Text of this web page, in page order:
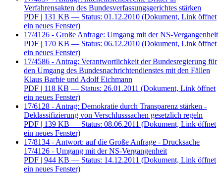
Verfahrensakten des Bundesverfassungsgerichtes stärken
PDF | 131 KB — Status: 01.12.2010 (Dokument, Link öffnet
ein neues Fenster)
17/4126 - Große Anfrage: Umgang mit der NS-Vergangenheit
PDF | 170 KB — Status: 06.12.2010 (Dokument, Link öffnet
ein neues Fenster)
17/4586 - Antrag: Verantwortlichkeit der Bundesregierung für
den Umgang des Bundesnachrichtendienstes mit den Fällen
Klaus Barbie und Adolf Eichmann
PDF | 118 KB — Status: 26.01.2011 (Dokument, Link öffnet
ein neues Fenster)
17/6128 - Antrag: Demokratie durch Transparenz stärken -
Deklassifizierung von Verschlusssachen gesetzlich regeln
PDF | 139 KB — Status: 08.06.2011 (Dokument, Link öffnet
ein neues Fenster)
17/8134 - Antwort: auf die Große Anfrage - Drucksache
17/4126 - Umgang mit der NS-Vergangenheit
PDF | 944 KB — Status: 14.12.2011 (Dokument, Link öffnet
ein neues Fenster)